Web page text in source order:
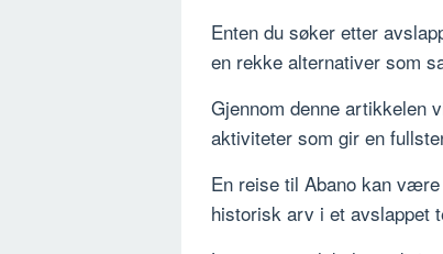
Enten du søker etter
en rekke alternativer som
Gjennom denne artikkelen
aktiviteter som gir en
En reise til Abano kan
historisk arv i et avslappet